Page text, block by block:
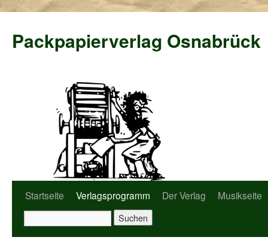
Packpapierverlag Osnabrück
Startseite Verlagsprogramm Der Verlag Musikseite